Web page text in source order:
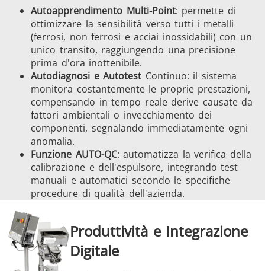
Autoapprendimento Multi-Point: permette di
ottimizzare la sensibilità verso tutti i metalli
(ferrosi, non ferrosi e acciai inossidabili) con un
unico transito, raggiungendo una precisione
prima d'ora inottenibile.
Autodiagnosi e Autotest Continuo: il sistema
monitora costantemente le proprie prestazioni,
compensando in tempo reale derive causate da
fattori ambientali o invecchiamento dei
componenti, segnalando immediatamente ogni
anomalia.
Funzione AUTO-QC: automatizza la verifica della
calibrazione e dell'espulsore, integrando test
manuali e automatici secondo le specifiche
procedure di qualità dell'azienda.
Produttività e Integrazione
Digitale